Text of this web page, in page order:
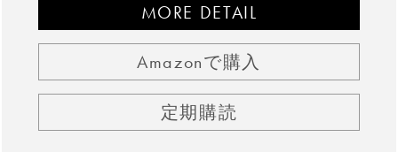
MORE DETAIL
Amazonで購入
定期購読